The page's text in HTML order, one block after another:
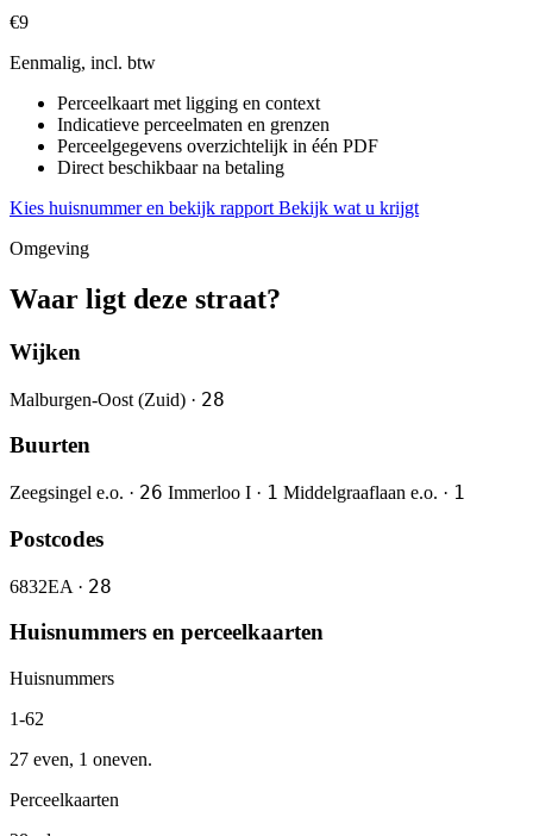
€9
Eenmalig, incl. btw
Perceelkaart met ligging en context
Indicatieve perceelmaten en grenzen
Perceelgegevens overzichtelijk in één PDF
Direct beschikbaar na betaling
Kies huisnummer en bekijk rapport Bekijk wat u krijgt
Omgeving
Waar ligt deze straat?
Wijken
Malburgen-Oost (Zuid) · 28
Buurten
Zeegsingel e.o. · 26 Immerloo I · 1 Middelgraaflaan e.o. · 1
Postcodes
6832EA · 28
Huisnummers en perceelkaarten
Huisnummers
1-62
27 even, 1 oneven.
Perceelkaarten